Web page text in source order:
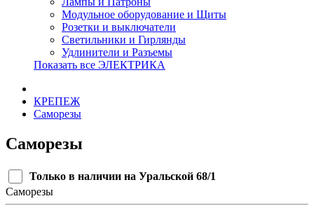
Модульное оборудование и Щиты
Розетки и выключатели
Светильники и Гирлянды
Удлинители и Разъемы
Показать все ЭЛЕКТРИКА
КРЕПЕЖ
Саморезы
Саморезы
Только в наличии на Уральской 68/1
Саморезы